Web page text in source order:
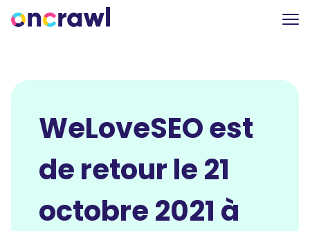
WeLoveSEO est
de retour le 21
octobre 2021 à